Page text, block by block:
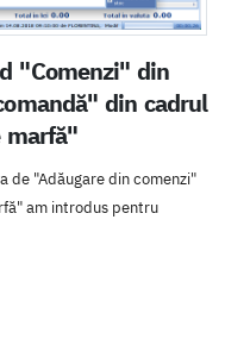
"Comenzi" din
din cadrul
marfă"
de "Adăugare din comenzi"
am introdus pentru